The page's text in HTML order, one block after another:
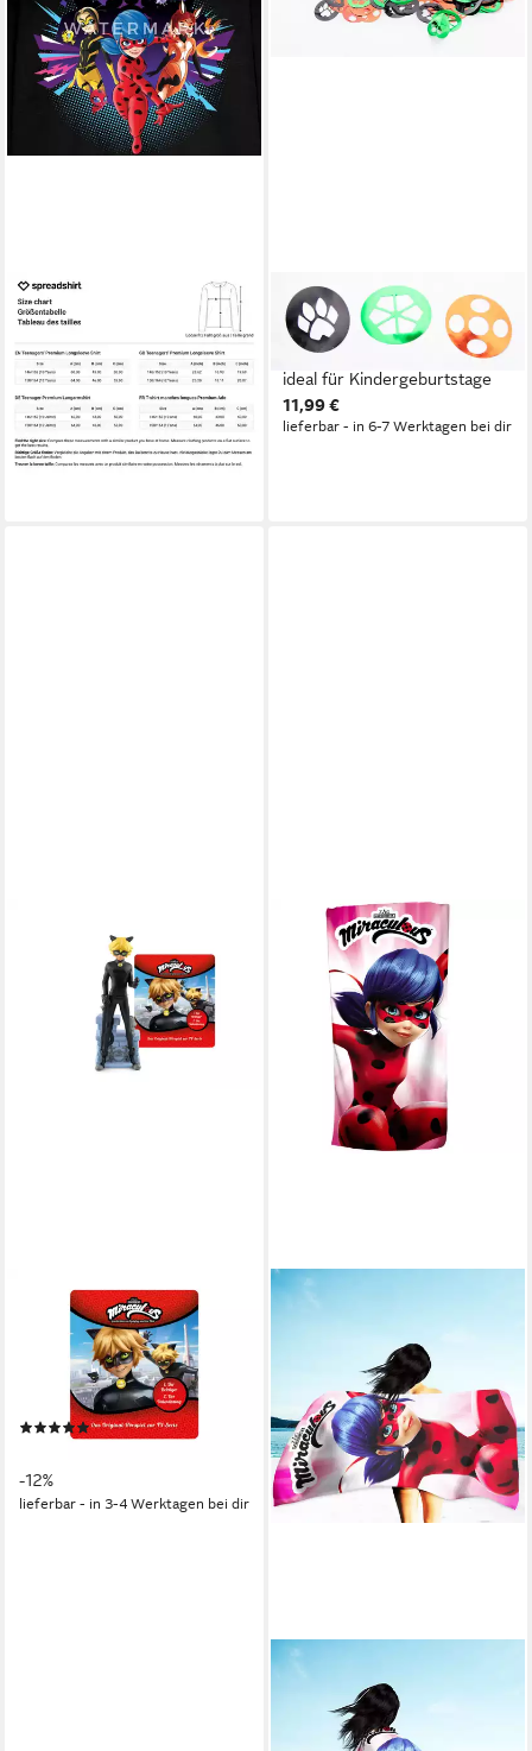
SPREADSHIRT
T-Shirt Miraculous
Superhelden vs Hawk Moth
Teenager Premium
Langarmshirt (1-tlg)
29,99 €
lieferbar - in 5-6 Werktagen bei dir
PARTY FACTORY
Konfetti Miraculous Party
Popper 40 cm mehrfarbig,
ideal für Kindergeburtstage
11,99 €
lieferbar - in 6-7 Werktagen bei dir
TONIES
Hörspielfigur Toniefigur, (für
die Toniebox, 1-St.,
Magnethaftend &
handbemalt), Hören, Spielen &
Sammeln (1)
-12%
lieferbar - in 3-4 Werktagen bei dir
BERONAGE
Strandtücher Miraculous
Ladybug Badetuch Running
007 75x150 cm, 100%